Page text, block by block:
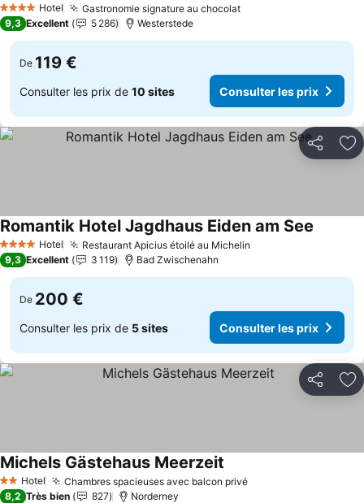
4 Étoiles Hotel Gastronomie signature au chocolat
9,3 Excellent 5 286 Westerstede
De 119 €
Consulter les prix de 10 sites Consulter les prix
Partager
4 Étoiles Hotel Restaurant Apicius étoilé au Michelin
Romantik Hotel Jagdhaus Eiden am See
9,3 Excellent 3 119 Bad Zwischenahn
De 200 €
Consulter les prix de 5 sites Consulter les prix
Partager
2 Étoiles
Hotel Chambres spacieuses avec balcon privé
Michels Gästehaus Meerzeit
8,2 Très bien 827 Norderney